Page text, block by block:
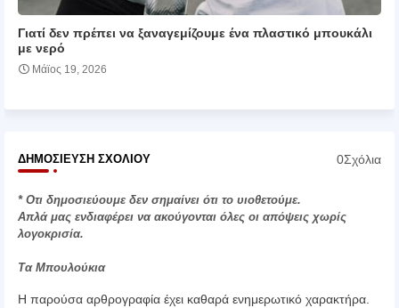
Γιατί δεν πρέπει να ξαναγεμίζουμε ένα πλαστικό μπουκάλι
με νερό
Μάϊος 19, 2026
ΔΗΜΟΣΊΕΥΣΗ ΣΧΟΛΊΟΥ 0Σχόλια
* Οτι δημοσιεύουμε δεν σημαίνει ότι το υιοθετούμε.
Απλά μας ενδιαφέρει να ακούγονται όλες οι απόψεις χωρίς
λογοκρισία.
Τα Μπουλούκια
Η παρούσα αρθρογραφία έχει καθαρά ενημερωτικό χαρακτήρα.